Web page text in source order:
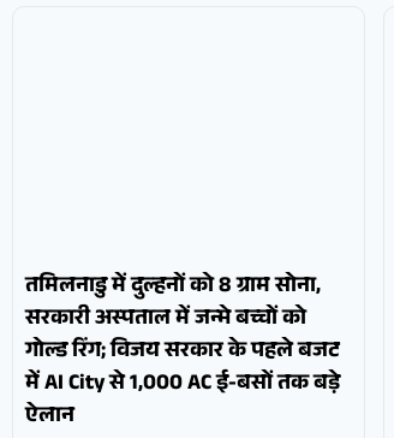
तमिलनाडु में दुल्हनों को 8 ग्राम सोना,
सरकारी अस्पताल में जन्मे बच्चों को
गोल्ड रिंग; विजय सरकार के पहले बजट
में AI City से 1,000 AC ई-बसों तक बड़े
ऐलान